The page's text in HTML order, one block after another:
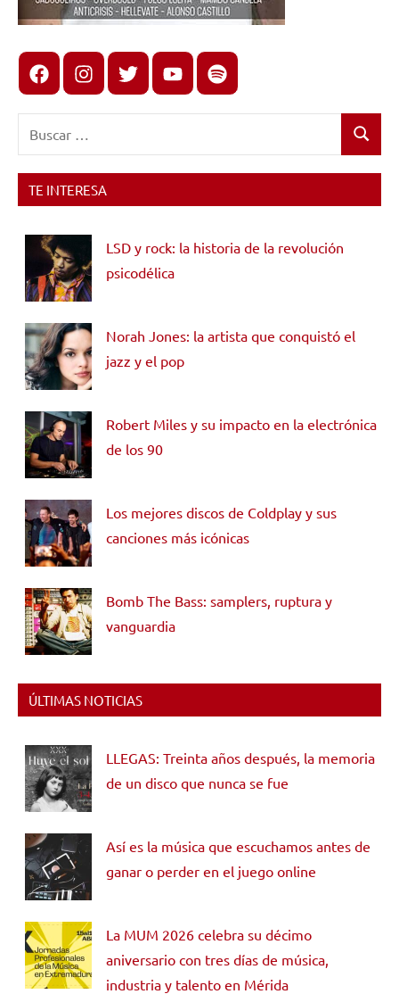
FacebookInstagram
X youtubespotify
Buscar
TE INTERESA
LSD y rock: la historia de la revolución
psicodélica
Norah Jones: la artista que conquistó el
jazz y el pop
Robert Miles y su impacto en la electrónica
de los 90
Los mejores discos de Coldplay y sus
canciones más icónicas
Bomb The Bass: samplers, ruptura y
vanguardia
ÚLTIMAS NOTICIAS
LLEGAS: Treinta años después, la memoria
de un disco que nunca se fue
Así es la música que escuchamos antes de
ganar o perder en el juego online
La MUM 2026 celebra su décimo
aniversario con tres días de música,
industria y talento en Mérida